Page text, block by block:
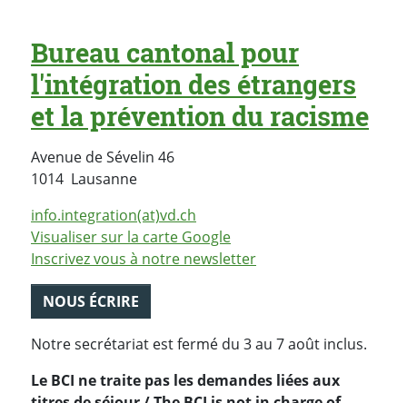
Bureau cantonal pour
l'intégration des étrangers
et la prévention du racisme
Avenue de Sévelin 46
1014 LausanneSuisse
info.integration(at)vd.ch
Visualiser sur la carte Google
Inscrivez vous à notre newsletter
NOUS ÉCRIRE
Notre secrétariat est fermé du 3 au 7 août inclus.
Le BCI ne traite pas les demandes liées aux